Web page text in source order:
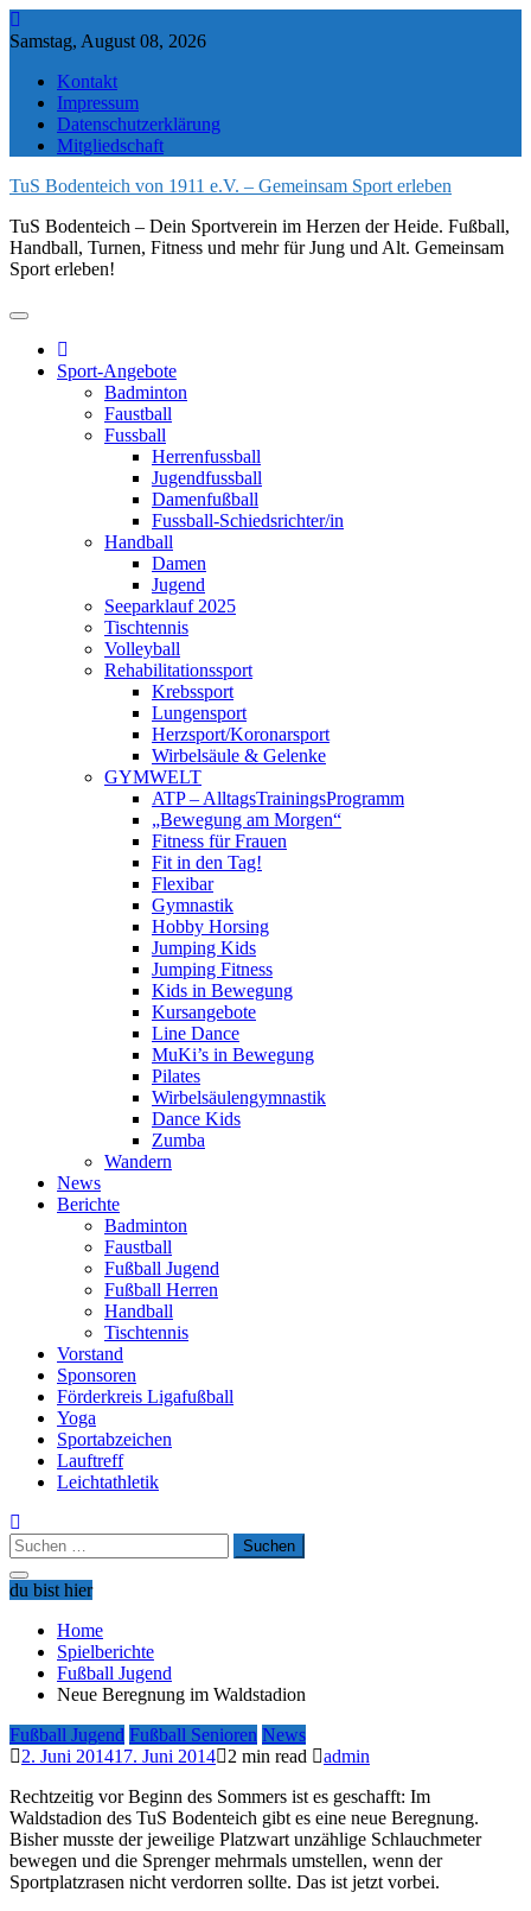
Skip
to
Samstag, August 08, 2026
Kontakt
Impressum
Datenschutzerklärung
Mitgliedschaft
TuS Bodenteich von 1911 e.V. – Gemeinsam Sport erleben
TuS Bodenteich – Dein Sportverein im Herzen der Heide. Fußball,
Handball, Turnen, Fitness und mehr für Jung und Alt. Gemeinsam
Sport erleben!
Sport-Angebote
Badminton
Faustball
Fussball
Herrenfussball
Jugendfussball
Damenfußball
Fussball-Schiedsrichter/in
Handball
Damen
Jugend
Seeparklauf 2025
Tischtennis
Volleyball
Rehabilitationssport
Krebssport
Lungensport
Herzsport/Koronarsport
Wirbelsäule & Gelenke
GYMWELT
ATP – AlltagsTrainingsProgramm
„Bewegung am Morgen“
Fitness für Frauen
Fit in den Tag!
Flexibar
Gymnastik
Hobby Horsing
Jumping Kids
Jumping Fitness
Kids in Bewegung
Kursangebote
Line Dance
MuKi’s in Bewegung
Pilates
Wirbelsäulengymnastik
Dance Kids
Zumba
Wandern
News
Berichte
Badminton
Faustball
Fußball Jugend
Fußball Herren
Handball
Tischtennis
Vorstand
Sponsoren
Förderkreis Ligafußball
Yoga
Sportabzeichen
Lauftreff
Leichtathletik
Suchen
nach:
du bist hier
Home
Spielberichte
Fußball Jugend
Neue Beregnung im Waldstadion
Fußball Jugend Fußball Senioren News
2. Juni 201417. Juni 2014 2 min read
admin
Rechtzeitig vor Beginn des Sommers ist es geschafft: Im
Waldstadion des TuS Bodenteich gibt es eine neue Beregnung.
Bisher musste der jeweilige Platzwart unzählige Schlauchmeter
bewegen und die Sprenger mehrmals umstellen, wenn der
Sportplatzrasen nicht verdorren sollte. Das ist jetzt vorbei.